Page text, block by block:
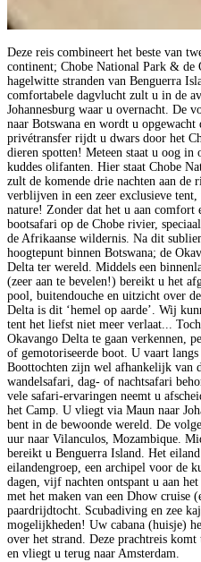
Deze reis combineert het beste van
continent; Chobe National Park & de
hagelwitte stranden van Benguerra
comfortabele dagvlucht zult u in de
Johannesburg waar u overnacht. De
naar Botswana en wordt u opgewacht
privétransfer rijdt u dwars door het
dieren spotten! Meteen staat u oog
kuddes olifanten. Hier staat Chobe
zult de komende drie nachten aan
verblijven in een zeer exclusieve
nature! Zonder dat het u aan comfort
bootsafari op de Chobe rivier,
de Afrikaanse wildernis. Na dit
hoogtepunt binnen Botswana; de
Delta ter wereld. Middels een
(zeer aan te bevelen!) bereikt u het
pool, buitendouche en uitzicht over
Delta is dit ‘hemel op aarde’. Wij
tent het liefst niet meer verlaat...
Okavango Delta te gaan verkennen,
of gemotoriseerde boot. U vaart
Boottochten zijn wel afhankelijk van
wandelsafari, dag- of nachtsafari
vele safari-ervaringen neemt u
het Camp. U vliegt via Maun naar
bent in de bewoonde wereld. De
uur naar Vilanculos, Mozambique.
bereikt u Benguerra Island. Het
eilandengroep, een archipel voor de
dagen, vijf nachten ontspant u aan
met het maken van een Dhow cruise
paardrijdtocht. Scubadiving en zee
mogelijkheden! Uw cabana (huisje)
over het strand. Deze prachtreis
en vliegt u terug naar Amsterdam.